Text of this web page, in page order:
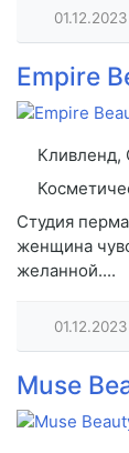
01.12.2023
Empire
Студия
женщина
желанной....
01.12.2023
Muse